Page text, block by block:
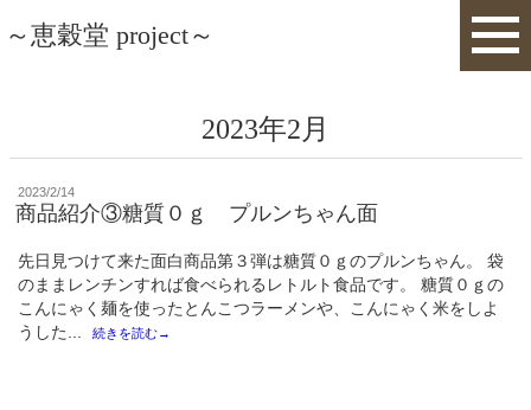
～恵穀堂 project～
2023年2月
投
稿
日:
2023/2/14
商品紹介③糖質０ｇ プルンちゃん面
先日見つけて来た面白商品第３弾は糖質０ｇのプルンちゃん。 袋
のままレンチンすれば食べられるレトルト食品です。 糖質０ｇの
こんにゃく麺を使ったとんこつラーメンや、こんにゃく米をしよ
うした...
続きを読む→